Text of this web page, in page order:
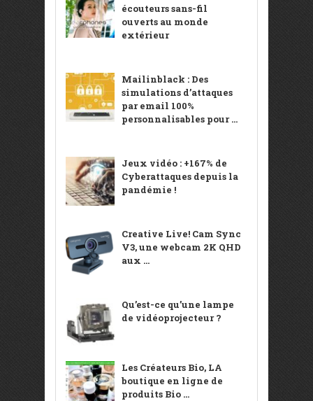
écouteurs sans-fil
ouverts au monde
extérieur
Mailinblack : Des
simulations d’attaques
par email 100%
personnalisables pour ...
Jeux vidéo : +167% de
Cyberattaques depuis la
pandémie !
Creative Live! Cam Sync
V3, une webcam 2K QHD
aux ...
Qu’est-ce qu’une lampe
de vidéoprojecteur ?
Les Créateurs Bio, LA
boutique en ligne de
produits Bio ...